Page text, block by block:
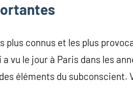
plus connus et les plus
vu le jour à Paris dans les
éléments du subconscient.